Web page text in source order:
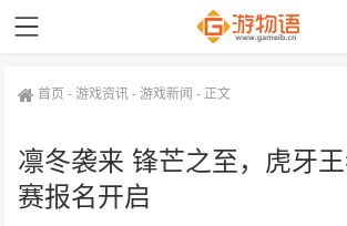
首页 -游戏资讯-游戏新闻 - 正文
凛冬袭来 锋芒之至，虎牙
赛报名开启